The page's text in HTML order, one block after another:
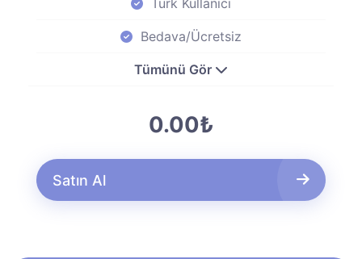
Türk Kullanıcı
Bedava/Ücretsiz
Tümünü Gör
0.00₺
Satın Al